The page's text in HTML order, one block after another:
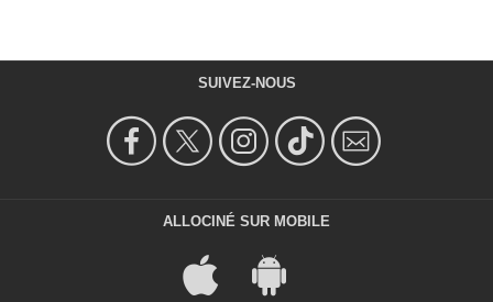
SUIVEZ-NOUS
ALLOCINÉ SUR MOBILE